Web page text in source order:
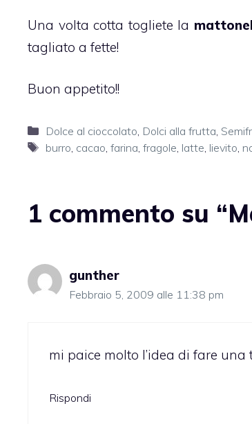
Una volta cotta togliete la
tagliato a fette!
Buon appetito!!
Categorie
Dolce al cioccolato Dolci alla frutta
Tag
burro cacao farina fragole latte lievito
1 commento su
gunther
Febbraio 5, 2009 alle 11:38 pm
mi paice molto l’idea di fare
Rispondi